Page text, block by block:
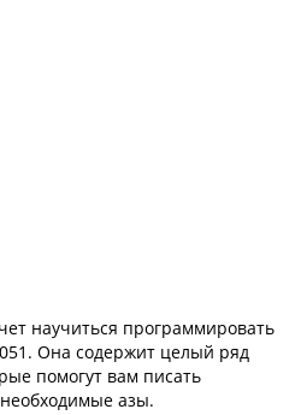
научиться программировать
Она содержит целый ряд
помогут вам писать
азы.